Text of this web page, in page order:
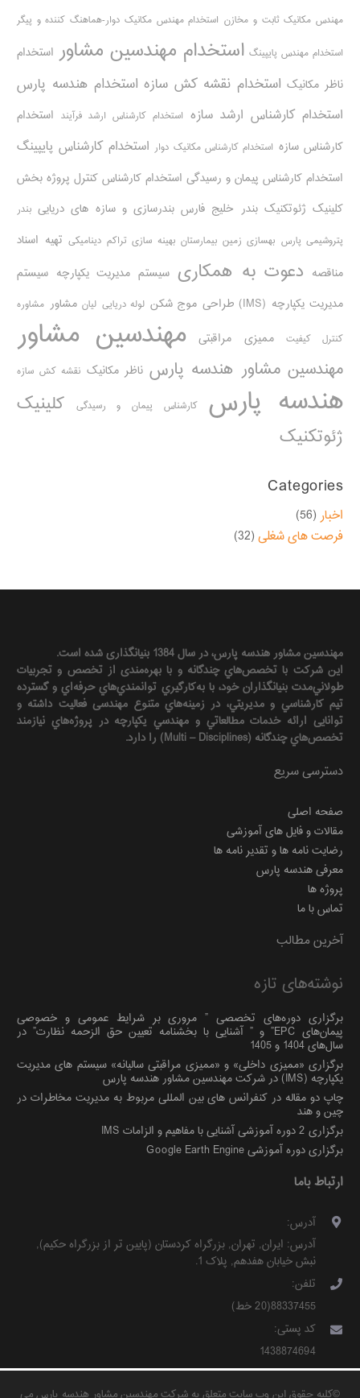
مهندس مکانیک ثابت و مخازن استخدام مهندس مکانیک دوار-هماهنگ کننده و پیگر
استخدام مهندس پایپینگ استخدام مهندسین مشاور استخدام
ناظر مکانیک استخدام نقشه کش سازه استخدام هندسه پارس
استخدام کارشناس ارشد سازه استخدام کارشناس ارشد فرآیند استخدام
کارشناس سازه استخدام کارشناس مکانیک دوار استخدام کارشناس پایپینگ
استخدام کارشناس پیمان و رسیدگی استخدام کارشناس کنترل پروژه بخش
کلینیک ژئوتکنیک بندر خلیج فارس بندرسازی و سازه های دریایی بندر
پتروشیمی پارس بهسازی زمین بیمارستان بهینه سازی تراکم دینامیکی تهیه اسناد
مناقصه دعوت به همکاری سیستم مدیریت یکپارچه سیستم
مدیریت یکپارچه (IMS)
طراحی موج شکن لوله دریایی لیان مشاور مشاوره
کنترل کیفیت ممیزی مراقبتی مهندسین مشاور
مهندسین مشاور هندسه پارس ناظر مکانیک نقشه کش سازه
هندسه پارس کارشناس پیمان و رسیدگی
کلینیک
ژئوتکنیک
Categories
اخبار (56)
فرصت های شغلی (32)
مهندسين مشاور هندسه‌ پارس، در سال 1384 بنیانگذاری شده است.
این شرکت با تخصص‌هاي چندگانه و با بهره‌مندی از تخصص و تجربيات
طولاني‌مدت بنيانگذاران خود، با به‌كارگيري توانمندي‌هاي حرفه‌اي و گسترده
تيم كارشناسي و مديريتي، در زمينه‌هاي متنوع مهندسی فعاليت داشته و
توانایی ارائه خدمات مطالعاتي و مهندسي يكپارچه در پروژه‌هاي نيازمند
تخصص‌هاي چندگانه (Multi – Disciplines) را دارد.
دسترسی سریع
صفحه اصلی
مقالات و فایل های آموزشی
رضایت نامه ها و تقدیر نامه ها
معرفی هندسه پارس
پروژه ها
تماس با ما
آخرین مطالب
نوشته‌های تازه
برگزاری دوره‌های تخصصی ” مروری بر شرایط عمومی و خصوصی
پیمان‌های EPC” و ” آشنایی با بخشنامه تعیین حق الزحمه نظارت” در
سال‌های 1404 و 1405
برگزاری «ممیزی داخلی» و «ممیزی مراقبتی سالیانه» سیستم های مدیریت
یکپارچه (IMS) در شرکت مهندسین مشاور هندسه پارس
چاپ دو مقاله در کنفرانس های بین المللی مربوط به مدیریت مخاطرات در
چین و هند
برگزاری 2 دوره آموزشی آشنایی با مفاهیم و الزامات IMS
برگزاری دوره آموزشی Google Earth Engine
ارتباط باما
آدرس:
آدرس: ایران, تهران, بزرگراه کردستان (پایین تر از بزرگراه حکیم),
نبش خیابان هفدهم, پلاک 1 .
تلفن:
88337455(20 خط)
کد پستی:
1438874694
©کلیه حقوق این وب سایت متعلق به شرکت مهندسین مشاور هندسه پارس می